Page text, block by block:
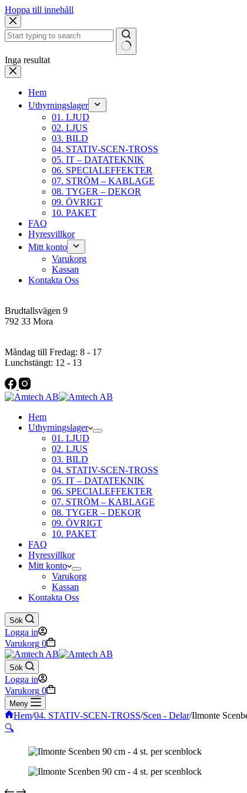
Hoppa till innehåll
Inga resultat
Hem
Uthyrningslager
01. LJUD
02. LJUS
03. BILD
04. STATIV-SCEN-TROSS
05. IT – DATATEKNIK
06. SPECIALEFFEKTER
07. STRÖM – KABLAGE
08. TYGER – DEKOR
09. ÖVRIGT
10. PAKET
FAQ
Hyresvillkor
Mitt konto
Varukorg
Kassan
Kontakta Oss
Brudtallsvägen 9
792 33 Mora
Måndag till Fredag: 8 - 17
Lunchstängt: 12 - 13
Hem
Uthyrningslager
01. LJUD
02. LJUS
03. BILD
04. STATIV-SCEN-TROSS
05. IT – DATATEKNIK
06. SPECIALEFFEKTER
07. STRÖM – KABLAGE
08. TYGER – DEKOR
09. ÖVRIGT
10. PAKET
FAQ
Hyresvillkor
Mitt konto
Varukorg
Kassan
Kontakta Oss
Sök
Logga in
Varukorg 0
Sök
Logga in
Varukorg 0
Meny
Hem/04. STATIV-SCEN-TROSS/Scen - Delar/Ilmonte
🔍